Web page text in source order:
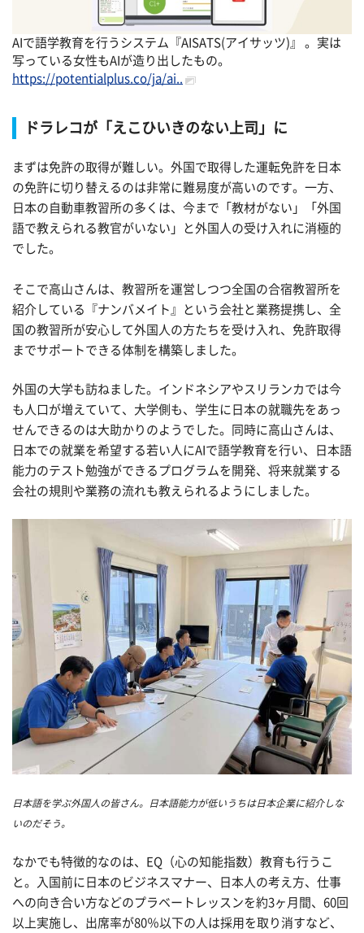
AIで語学教育を行うシステム『AISATS(アイサッツ)』 。実は
写っている女性もAIが造り出したもの。
https://potentialplus.co/ja/ai..
ドラレコが「えこひいきのない上司」に
まずは免許の取得が難しい。外国で取得した運転免許を日本
の免許に切り替えるのは非常に難易度が高いのです。一方、
日本の自動車教習所の多くは、今まで「教材がない」「外国
語で教えられる教官がいない」と外国人の受け入れに消極的
でした。
そこで高山さんは、教習所を運営しつつ全国の合宿教習所を
紹介している『ナンバメイト』という会社と業務提携し、全
国の教習所が安心して外国人の方たちを受け入れ、免許取得
までサポートできる体制を構築しました。
外国の大学も訪ねました。インドネシアやスリランカでは今
も人口が増えていて、大学側も、学生に日本の就職先をあっ
せんできるのは大助かりのようでした。同時に高山さんは、
日本での就業を希望する若い人にAIで語学教育を行い、日本語
能力のテスト勉強ができるプログラムを開発、将来就業する
会社の規則や業務の流れも教えられるようにしました。
日本語を学ぶ外国人の皆さん。日本語能力が低いうちは日本企業に紹介しな
いのだそう。
なかでも特徴的なのは、EQ（心の知能指数）教育も行うこ
と。入国前に日本のビジネスマナー、日本人の考え方、仕事
への向き合い方などのプラベートレッスンを約3ヶ月間、60回
以上実施し、出席率が80％以下の人は採用を取り消すなど、